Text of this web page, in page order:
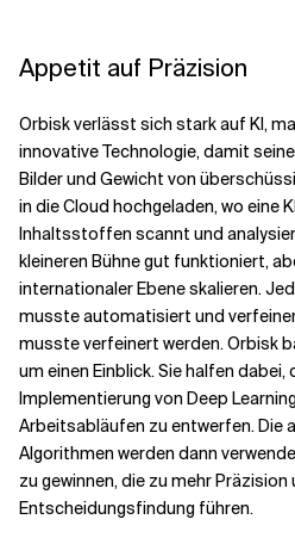
Appetit auf Präzision
Orbisk verlässt sich stark auf KI,
innovative Technologie, damit
Bilder und Gewicht von
in die Cloud hochgeladen, wo eine
Inhaltsstoffen scannt und
kleineren Bühne gut funktioniert,
internationaler Ebene skalieren.
musste automatisiert und
musste verfeinert werden. Orbisk
um einen Einblick. Sie halfen dabei,
Implementierung von Deep
Arbeitsabläufen zu entwerfen. Die
Algorithmen werden dann
zu gewinnen, die zu mehr
Entscheidungsfindung führen.